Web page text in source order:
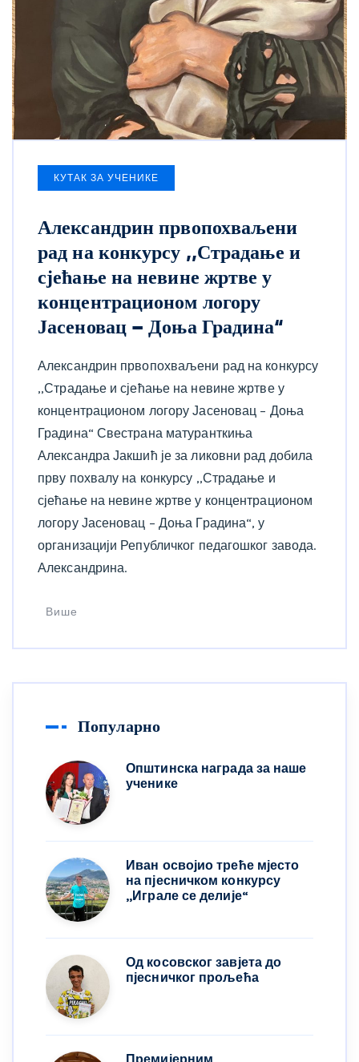
КУТАК ЗА УЧЕНИКЕ
Александрин првопохваљени
рад на конкурсу ,,Страдање и
сјећање на невине жртве у
концентрационом логору
Јасеновац – Доња Градина“
Александрин првопохваљени рад на конкурсу
,,Страдање и сјећање на невине жртве у
концентрационом логору Јасеновац – Доња
Градина“ Свестрана матуранткиња
Александра Јакшић је за ликовни рад добила
прву похвалу на конкурсу ,,Страдање и
сјећање на невине жртве у концентрационом
логору Јасеновац – Доња Градина“, у
организацији Републичког педагошког завода.
Александрина.
Више
Популарно
Општинска награда за наше
ученике
Иван освојио треће мјесто
на пјесничком конкурсу
,,Играле се делије“
Од косовског завјета до
пјесничког прољећа